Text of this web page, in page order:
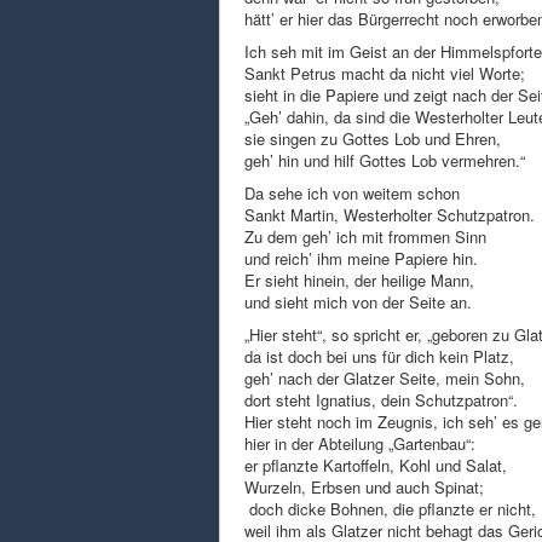
hätt’ er hier das Bürgerrecht noch
Ich seh mit im Geist an der
Sankt Petrus macht da nicht viel Worte;
sieht in die Papiere und zeigt nach der
„Geh’ dahin, da sind die Westerholter
sie singen zu Gottes Lob und Ehren,
geh’ hin und hilf Gottes Lob vermehren.“
Da sehe ich von weitem schon
Sankt Martin, Westerholter Schutzpatron.
Zu dem geh’ ich mit frommen Sinn
und reich’ ihm meine Papiere hin.
Er sieht hinein, der heilige Mann,
und sieht mich von der Seite an.
„Hier steht“, so spricht er, „geboren zu
da ist doch bei uns für dich kein Platz,
geh’ nach der Glatzer Seite, mein Sohn,
dort steht Ignatius, dein Schutzpatron“.
Hier steht noch im Zeugnis, ich seh’ es
hier in der Abteilung „Gartenbau“:
er pflanzte Kartoffeln, Kohl und Salat,
Wurzeln, Erbsen und auch Spinat;
doch dicke Bohnen, die pflanzte er nicht,
weil ihm als Glatzer nicht behagt das